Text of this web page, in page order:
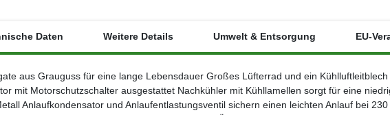
Daten Weitere Details Umwelt & Entsorgung EU-
aus Grauguss für eine lange Lebensdauer Großes Lüfterrad und ein
mit Motorschutzschalter ausgestattet Nachkühler mit Kühllamellen sorgt für eine
Anlaufkondensator und Anlaufentlastungsventil sichern einen leichten Anlauf bei